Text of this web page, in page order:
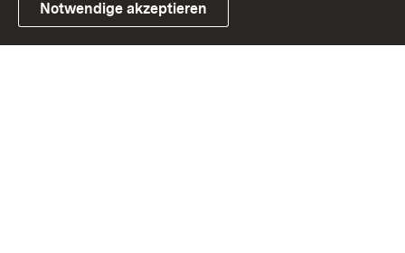
Link zum Landesportal
Notwendige akzeptieren